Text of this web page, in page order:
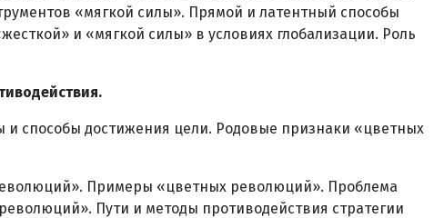
«мягкой силы». Прямой и латентный способы
и «мягкой силы» в условиях глобализации. Роль
способы достижения цели. Родовые признаки «цветных
Примеры «цветных революций». Проблема
Пути и методы противодействия стратегии